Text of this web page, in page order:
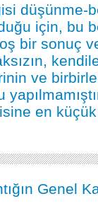
düşünme-
için, bu
bir sonuç
ve
en
Genel